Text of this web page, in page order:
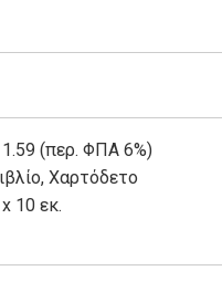
(περ. ΦΠΑ 6%)
, Χαρτόδετο
10 εκ.